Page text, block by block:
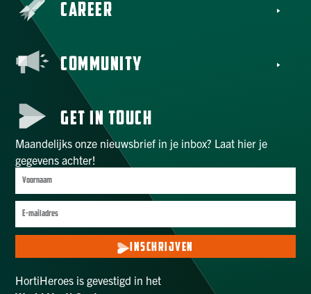
CAREER
COMMUNITY
GET IN TOUCH
Maandelijks onze nieuwsbrief in je inbox? Laat hier je
gegevens achter!
INSCHRIJVEN
HortiHeroes is gevestigd in het